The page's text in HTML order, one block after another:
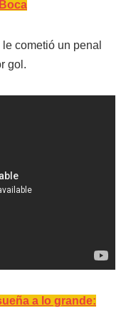
cometió un penal
gol.
a lo grande: